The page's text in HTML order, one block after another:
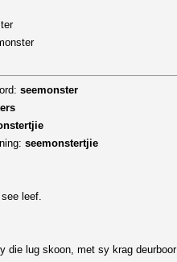
seemonster
seemonstertjie
leef.
die lug skoon, met sy krag